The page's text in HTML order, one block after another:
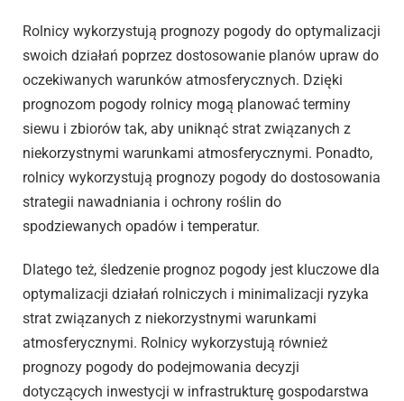
Rolnicy wykorzystują prognozy pogody do optymalizacji
swoich działań poprzez dostosowanie planów upraw do
oczekiwanych warunków atmosferycznych. Dzięki
prognozom pogody rolnicy mogą planować terminy
siewu i zbiorów tak, aby uniknąć strat związanych z
niekorzystnymi warunkami atmosferycznymi. Ponadto,
rolnicy wykorzystują prognozy pogody do dostosowania
strategii nawadniania i ochrony roślin do
spodziewanych opadów i temperatur.
Dlatego też, śledzenie prognoz pogody jest kluczowe dla
optymalizacji działań rolniczych i minimalizacji ryzyka
strat związanych z niekorzystnymi warunkami
atmosferycznymi. Rolnicy wykorzystują również
prognozy pogody do podejmowania decyzji
dotyczących inwestycji w infrastrukturę gospodarstwa